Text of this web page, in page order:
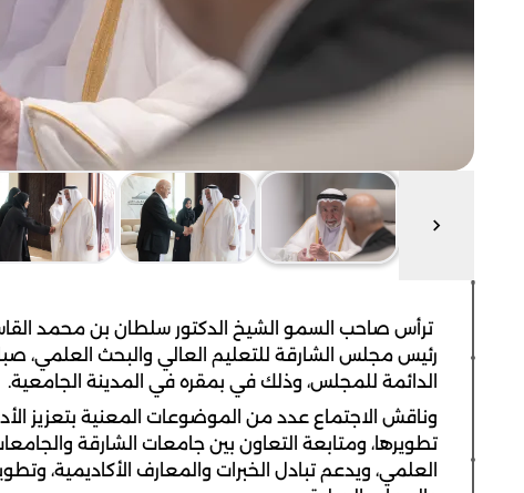
ترأس صاحب السمو الشيخ الدكتور سلطان بن محمد
رئيس مجلس الشارقة للتعليم العالي والبحث العلمي، صباح
الدائمة للمجلس، وذلك في بمقره في المدينة الجامعية.
وناقش الاجتماع عدد من الموضوعات المعنية بتعزيز
تطويرها، ومتابعة التعاون بين جامعات الشارقة
العلمي، ويدعم تبادل الخبرات والمعارف الأكاديمية،